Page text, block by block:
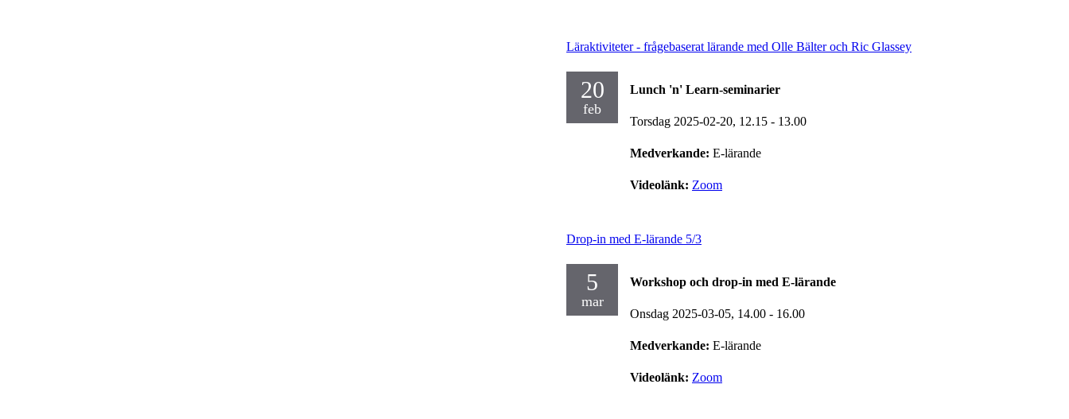
Läraktiviteter - frågebaserat lärande med Olle Bälter och Ric Glassey
20
feb
Lunch 'n' Learn-seminarier
Torsdag 2025-02-20, 12.15 - 13.00
Medverkande: E-lärande
Videolänk: Zoom
Drop-in med E-lärande 5/3
5
mar
Workshop och drop-in med E-lärande
Onsdag 2025-03-05, 14.00 - 16.00
Medverkande: E-lärande
Videolänk: Zoom